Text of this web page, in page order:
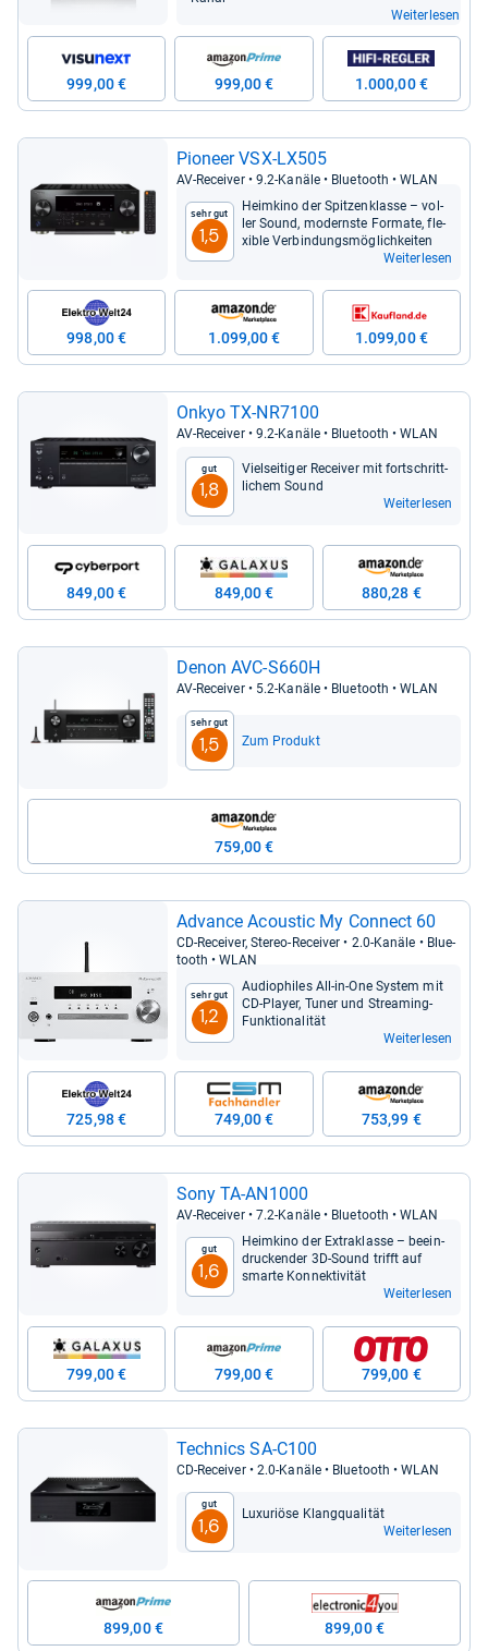
Weiterlesen
999,00 € 999,00 € 1.000,00 €
Pio­neer VSX-​LX505
AV-​Recei­ver • 9.2-​Kanäle • Blue­tooth • WLAN
Sehr gut
1,5
Heim­kino der Spit­zen­klasse – vol­
ler Sound, mod­ernste For­mate, fle­
xi­ble Ver­bin­dungs­mög­lich­kei­ten
Weiterlesen
998,00 € 1.099,00 € 1.099,00 €
Onkyo TX-​NR7100
AV-​Recei­ver • 9.2-​Kanäle • Blue­tooth • WLAN
Gut
1,8
Viel­sei­ti­ger Recei­ver mit fort­schritt­
li­chem Sound
Weiterlesen
849,00 € 849,00 € 880,28 €
Denon AVC-​S660H
AV-​Recei­ver • 5.2-​Kanäle • Blue­tooth • WLAN
Sehr gut
1,5 Zum Produkt
759,00 €
Advance Acou­stic My Connect 60
CD-​Recei­ver, Ste­reo-​Recei­ver • 2.0-​Kanäle • Blue­
tooth • WLAN
Sehr gut
1,2
Audio­phi­les All-​in-​One Sys­tem mit
CD-​Player, Tuner und Stre­a­ming-​
Funk­tio­na­li­tät
Weiterlesen
725,98 € 749,00 € 753,99 €
Sony TA-​AN1000
AV-​Recei­ver • 7.2-​Kanäle • Blue­tooth • WLAN
Gut
1,6
Heim­kino der Extra­klasse – beein­
dru­cken­der 3D-​Sound trifft auf
smarte Kon­nek­ti­vi­tät
Weiterlesen
799,00 € 799,00 € 799,00 €
Tech­nics SA-​C100
CD-​Recei­ver • 2.0-​Kanäle • Blue­tooth • WLAN
Gut
1,6
Luxu­ri­öse Klang­qua­li­tät
Weiterlesen
899,00 € 899,00 €